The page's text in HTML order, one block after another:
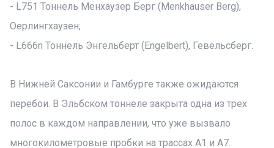
- L751 Тоннель Менхаузер Берг (Menkhauser Berg),
Оерлингхаузен;
- L666n Тоннель Энгельберт (Engelbert), Гевельсберг.
В Нижней Саксонии и Гамбурге также ожидаются
перебои. В Эльбском тоннеле закрыта одна из трех
полос в каждом направлении, что уже вызвало
многокилометровые пробки на трассах A1 и A7.